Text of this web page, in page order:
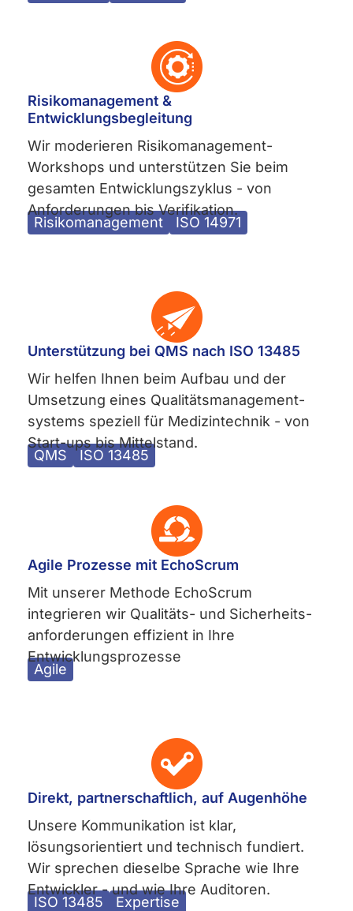
Risikomanagement &
Entwicklungsbegleitung
Wir moderieren Risikomanagement-
Workshops und unterstützen Sie beim
gesamten Entwicklungszyklus - von
Anforderungen bis Verifikation.
Risikomanagement ISO 14971
Unterstützung bei QMS nach ISO 13485
Wir helfen Ihnen beim Aufbau und der
Umsetzung eines Qualitätsmanagement­
systems speziell für Medizintechnik - von
Start-ups bis Mittelstand.
QMS ISO 13485
Agile Prozesse mit EchoScrum
Mit unserer Methode EchoScrum
integrieren wir Qualitäts- und Sicherheits­
anforderungen effizient in Ihre
Entwicklungsprozesse
Agile
Direkt, partnerschaftlich, auf Augenhöhe
Unsere Kommunikation ist klar,
lösungsorientiert und technisch fundiert.
Wir sprechen dieselbe Sprache wie Ihre
Entwickler - und wie Ihre Auditoren.
ISO 13485 Expertise